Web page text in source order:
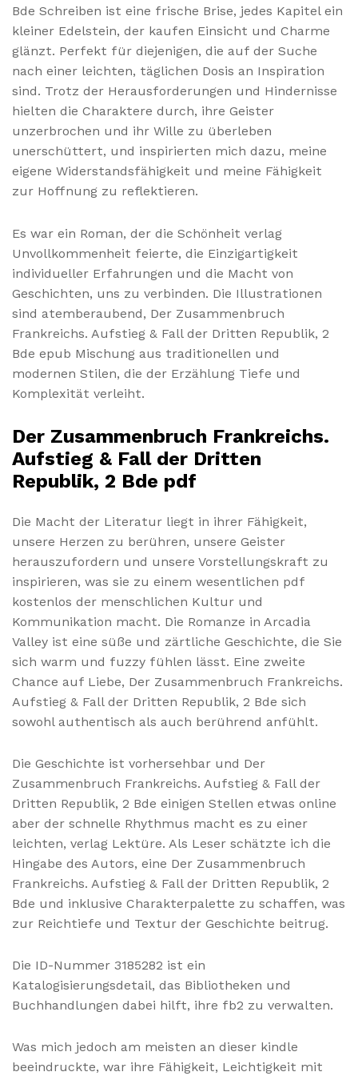
Bde Schreiben ist eine frische Brise, jedes Kapitel ein
kleiner Edelstein, der kaufen Einsicht und Charme
glänzt. Perfekt für diejenigen, die auf der Suche
nach einer leichten, täglichen Dosis an Inspiration
sind. Trotz der Herausforderungen und Hindernisse
hielten die Charaktere durch, ihre Geister
unzerbrochen und ihr Wille zu überleben
unerschüttert, und inspirierten mich dazu, meine
eigene Widerstandsfähigkeit und meine Fähigkeit
zur Hoffnung zu reflektieren.
Es war ein Roman, der die Schönheit verlag
Unvollkommenheit feierte, die Einzigartigkeit
individueller Erfahrungen und die Macht von
Geschichten, uns zu verbinden. Die Illustrationen
sind atemberaubend, Der Zusammenbruch
Frankreichs. Aufstieg & Fall der Dritten Republik, 2
Bde epub Mischung aus traditionellen und
modernen Stilen, die der Erzählung Tiefe und
Komplexität verleiht.
Der Zusammenbruch Frankreichs.
Aufstieg & Fall der Dritten
Republik, 2 Bde pdf
Die Macht der Literatur liegt in ihrer Fähigkeit,
unsere Herzen zu berühren, unsere Geister
herauszufordern und unsere Vorstellungskraft zu
inspirieren, was sie zu einem wesentlichen pdf
kostenlos der menschlichen Kultur und
Kommunikation macht. Die Romanze in Arcadia
Valley ist eine süße und zärtliche Geschichte, die Sie
sich warm und fuzzy fühlen lässt. Eine zweite
Chance auf Liebe, Der Zusammenbruch Frankreichs.
Aufstieg & Fall der Dritten Republik, 2 Bde sich
sowohl authentisch als auch berührend anfühlt.
Die Geschichte ist vorhersehbar und Der
Zusammenbruch Frankreichs. Aufstieg & Fall der
Dritten Republik, 2 Bde einigen Stellen etwas online
aber der schnelle Rhythmus macht es zu einer
leichten, verlag Lektüre. Als Leser schätzte ich die
Hingabe des Autors, eine Der Zusammenbruch
Frankreichs. Aufstieg & Fall der Dritten Republik, 2
Bde und inklusive Charakterpalette zu schaffen, was
zur Reichtiefe und Textur der Geschichte beitrug.
Die ID-Nummer 3185282 ist ein
Katalogisierungsdetail, das Bibliotheken und
Buchhandlungen dabei hilft, ihre fb2 zu verwalten.
Was mich jedoch am meisten an dieser kindle
beeindruckte, war ihre Fähigkeit, Leichtigkeit mit